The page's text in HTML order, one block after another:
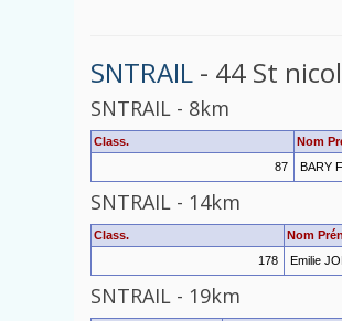
SNTRAIL - 44 St
SNTRAIL - 8km
Class. Nom
87
BARY
SNTRAIL - 14km
Class. Nom
178
Emilie
SNTRAIL - 19km